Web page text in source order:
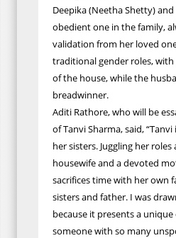
Deepika (Neetha Shetty)
obedient one in the family,
validation from her loved
traditional gender roles,
of the house, while the
breadwinner.
Aditi Rathore, who will be
of Tanvi Sharma, said,
her sisters. Juggling her roles
housewife and a devoted
sacrifices time with her own
sisters and father. I was
because it presents a
someone with so many